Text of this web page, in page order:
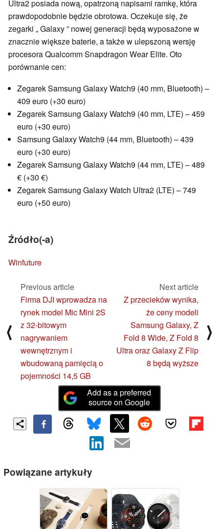
Ultra2 posiada nową, opatrzoną napisami ramkę, która
prawdopodobnie będzie obrotowa. Oczekuje się, że
zegarki „ Galaxy ” nowej generacji będą wyposażone w
znacznie większe baterie, a także w ulepszoną wersję
procesora Qualcomm Snapdragon Wear Elite. Oto
porównanie cen:
Zegarek Samsung Galaxy Watch9 (40 mm, Bluetooth) –
409 euro (+30 euro)
Zegarek Samsung Galaxy Watch9 (40 mm, LTE) – 459
euro (+30 euro)
Samsung Galaxy Watch9 (44 mm, Bluetooth) – 439
euro (+30 euro)
Zegarek Samsung Galaxy Watch9 (44 mm, LTE) – 489
€ (+30 €)
Zegarek Samsung Galaxy Watch Ultra2 (LTE) – 749
euro (+50 euro)
Źródło(-a)
Winfuture
⟨
Previous article
Firma DJI wprowadza na
rynek model Mic Mini 2S
z 32-bitowym
nagrywaniem
wewnętrznym i
wbudowaną pamięcią o
pojemności 14,5 GB
Next article
Z przecieków wynika,
że ceny modeli
Samsung Galaxy, Z
Fold 8 Wide, Z Fold 8
Ultra oraz Galaxy Z Flip
8 będą wyższe
⟩
Add as a preferred
source on Google
Powiązane artykuły